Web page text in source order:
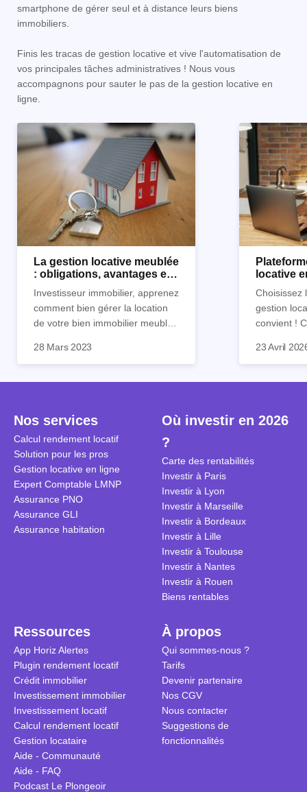
smartphone de gérer seul et à distance leurs biens
immobiliers.
Finis les tracas de gestion locative et vive l'automatisation de
vos principales tâches administratives ! Nous vous
accompagnons pour sauter le pas de la gestion locative en
ligne.
La gestion locative meublée
: obligations, avantages et
Investisseur immobilier, apprenez
comment bien gérer la location
de votre bien immobilier meublé !
obligations en tant que
inconvénients présente ce type
28 Mars 2023
locative
Choisissez
gestion
convient !
découvrez
23 Avril
Nos services
Calcul rendement locatif
Solution pour les pros
Gestion locative en ligne
Expert Comptable LMNP
Assurance PNO
Assurance GLI
Assurance habitation
Où investir en 2026
?
Carte des rentabilités
Investir à Paris
Investir à Lyon
Investir à Marseille
Investir à Bordeaux
Investir à Lille
Investir à Toulouse
Investir à Nantes
Investir à Rouen
Biens rentables
Ressources
App Horiz Alertes
Plugin rendement locatif
Crédit immobilier
Investissement immobilier
Investissement locatif
Calcul rendement locatif
Gestion locataire
Aide - Communauté
Aide - FAQ
Podcast Le Plongeoir
À propos
Qui sommes-nous ?
Tarifs
Devenir partenaire
Nos CGV
Nous contacter
Suggestions de
fonctionnalités